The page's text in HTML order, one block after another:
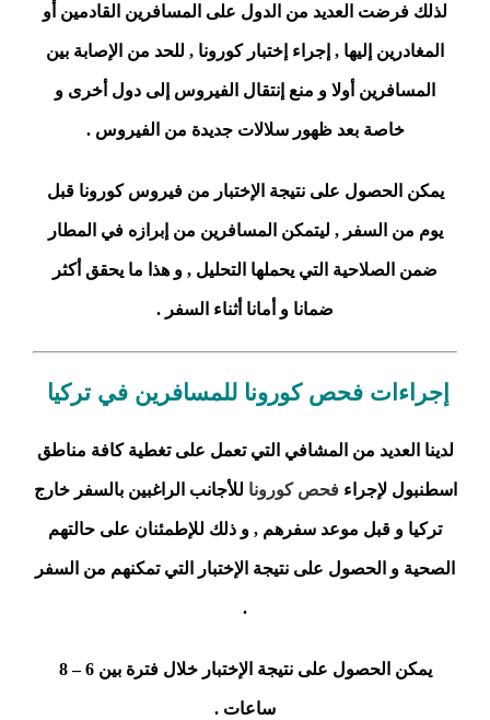
لذلك فرضت العديد من الدول على المسافرين القادمين أو
المغادرين إليها , إجراء إختبار كورونا , للحد من الإصابة بين
المسافرين أولا و منع إنتقال الفيروس إلى دول أخرى و
خاصة بعد ظهور سلالات جديدة من الفيروس .
يمكن الحصول على نتيجة الإختبار من فيروس كورونا قبل
يوم من السفر , ليتمكن المسافرين من إبرازه في المطار
ضمن الصلاحية التي يحملها التحليل , و هذا ما يحقق أكثر
ضمانا و أمانا أثناء السفر .
إجراءات فحص كورونا للمسافرين في تركيا
لدينا العديد من المشافي التي تعمل على تغطية كافة مناطق
اسطنبول لإجراءفحص كورونا للأجانب الراغبين بالسفر خارج
تركيا و قبل موعد سفرهم , و ذلك للإطمئنان على حالتهم
الصحية و الحصول على نتيجة الإختبار التي تمكنهم من السفر
.
يمكن الحصول على نتيجة الإختبار خلال فترة بين 6 – 8
ساعات .